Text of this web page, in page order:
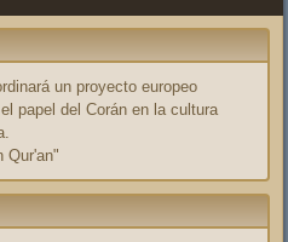
un proyecto europeo
papel del Corán en la cultura
Qur'an"